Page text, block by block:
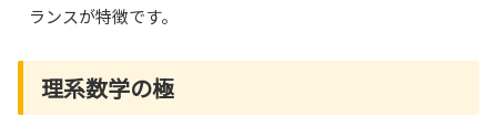
ランスが特徴です。
理系数学の極